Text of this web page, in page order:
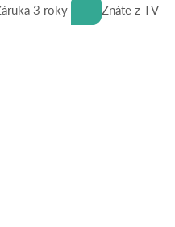
3 roky Znáte z TV